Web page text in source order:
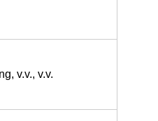
v.v., v.v.